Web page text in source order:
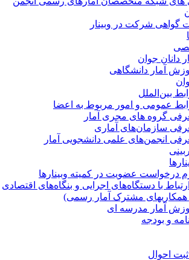
گواهی شرکت در وبینار
دانان جوان
آمار دانشگاهی
بین‌الملل
عمومی و امور مربوط به اعضا
گروه های مجری آمار
سازمان‌های آماری
انجمن‌های علمی دانشجویی آمار
درخواست عضویت در کمیته وبینارها
با دستگاه‌های اجرایی و بنگاه‌های اقتصادی
مشترک آمار رسمی)
آمار مدرسه ای
و بودجه
احوال